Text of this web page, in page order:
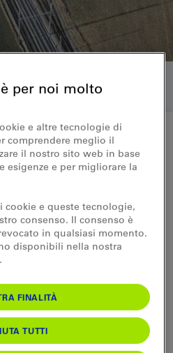
Bauprojekt
auf den Um- und
Oberburg vor. Mit
werden
Die
ab Februar.
dem Gebiet für den geplanten Um-
per noi molto
e altre tecnologie di
comprendere meglio il
il nostro sito web in base
esigenze e per migliorare la
cookie e queste tecnologie,
consenso. Il consenso è
in qualsiasi momento.
disponibili nella nostra
.
FINALITÀ
TUTTI